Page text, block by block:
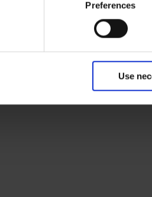
Preferences
Use